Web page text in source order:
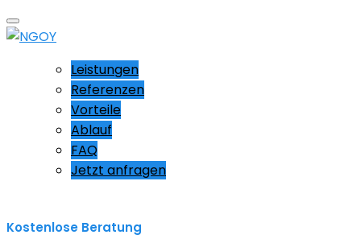
Leistungen
Referenzen
Vorteile
Ablauf
FAQ
Jetzt anfragen
Kostenlose Beratung